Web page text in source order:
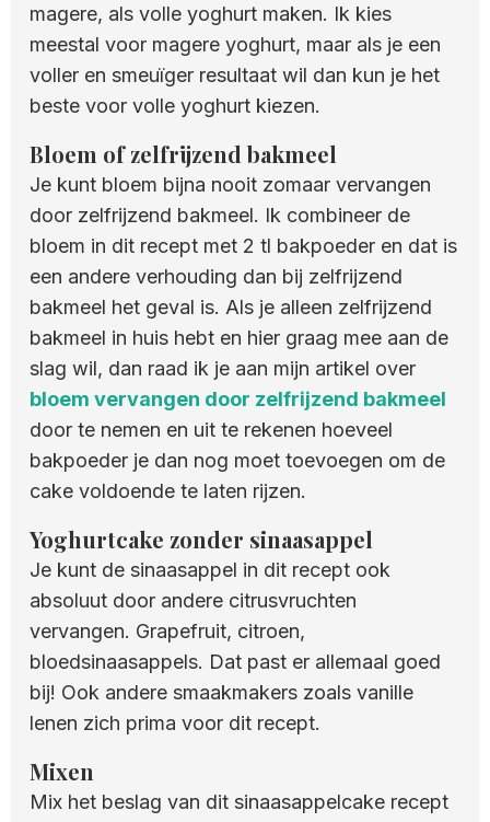
magere, als volle yoghurt maken. Ik kies
meestal voor magere yoghurt, maar als je een
voller en smeuïger resultaat wil dan kun je het
beste voor volle yoghurt kiezen.
Bloem of zelfrijzend bakmeel
Je kunt bloem bijna nooit zomaar vervangen
door zelfrijzend bakmeel. Ik combineer de
bloem in dit recept met 2 tl bakpoeder en dat is
een andere verhouding dan bij zelfrijzend
bakmeel het geval is. Als je alleen zelfrijzend
bakmeel in huis hebt en hier graag mee aan de
slag wil, dan raad ik je aan mijn artikel over
bloem vervangen door zelfrijzend bakmeel
door te nemen en uit te rekenen hoeveel
bakpoeder je dan nog moet toevoegen om de
cake voldoende te laten rijzen.
Yoghurtcake zonder sinaasappel
Je kunt de sinaasappel in dit recept ook
absoluut door andere citrusvruchten
vervangen. Grapefruit, citroen,
bloedsinaasappels. Dat past er allemaal goed
bij! Ook andere smaakmakers zoals vanille
lenen zich prima voor dit recept.
Mixen
Mix het beslag van dit sinaasappelcake recept